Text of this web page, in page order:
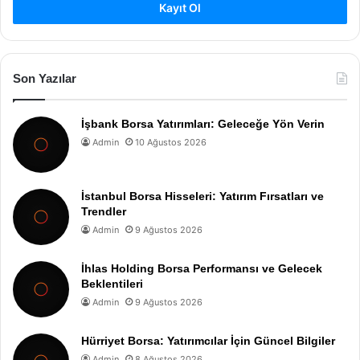
Kayıt Ol
Son Yazılar
İşbank Borsa Yatırımları: Geleceğe Yön Verin
Admin 10 Ağustos 2026
İstanbul Borsa Hisseleri: Yatırım Fırsatları ve
Trendler
Admin 9 Ağustos 2026
İhlas Holding Borsa Performansı ve Gelecek
Beklentileri
Admin 9 Ağustos 2026
Hürriyet Borsa: Yatırımcılar İçin Güncel Bilgiler